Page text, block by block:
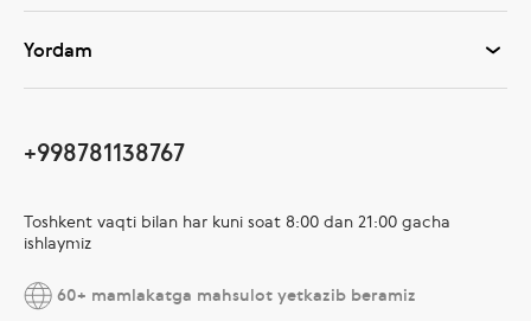
Yordam
+998781138767
Toshkent vaqti bilan har kuni soat 8:00 dan 21:00 gacha
ishlaymiz
60+ mamlakatga mahsulot yetkazib beramiz